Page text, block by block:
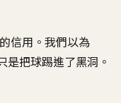
信用。我們以為
是把球踢進了黑洞。